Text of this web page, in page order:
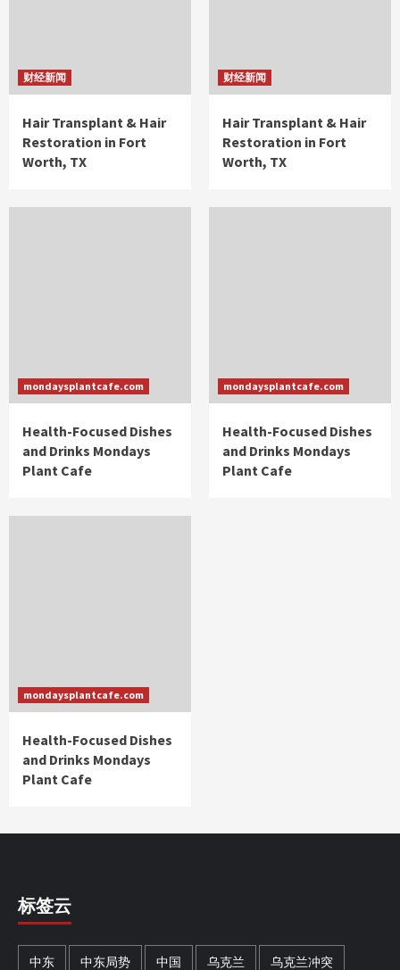
财经新闻
Hair Transplant & Hair
Restoration in Fort
Worth, TX
财经新闻
Hair Transplant & Hair
Restoration in Fort
Worth, TX
mondaysplantcafe.com
Health-Focused Dishes
and Drinks Mondays
Plant Cafe
mondaysplantcafe.com
Health-Focused Dishes
and Drinks Mondays
Plant Cafe
mondaysplantcafe.com
Health-Focused Dishes
and Drinks Mondays
Plant Cafe
标签云
中东 中东局势 中国 乌克兰 乌克兰冲突